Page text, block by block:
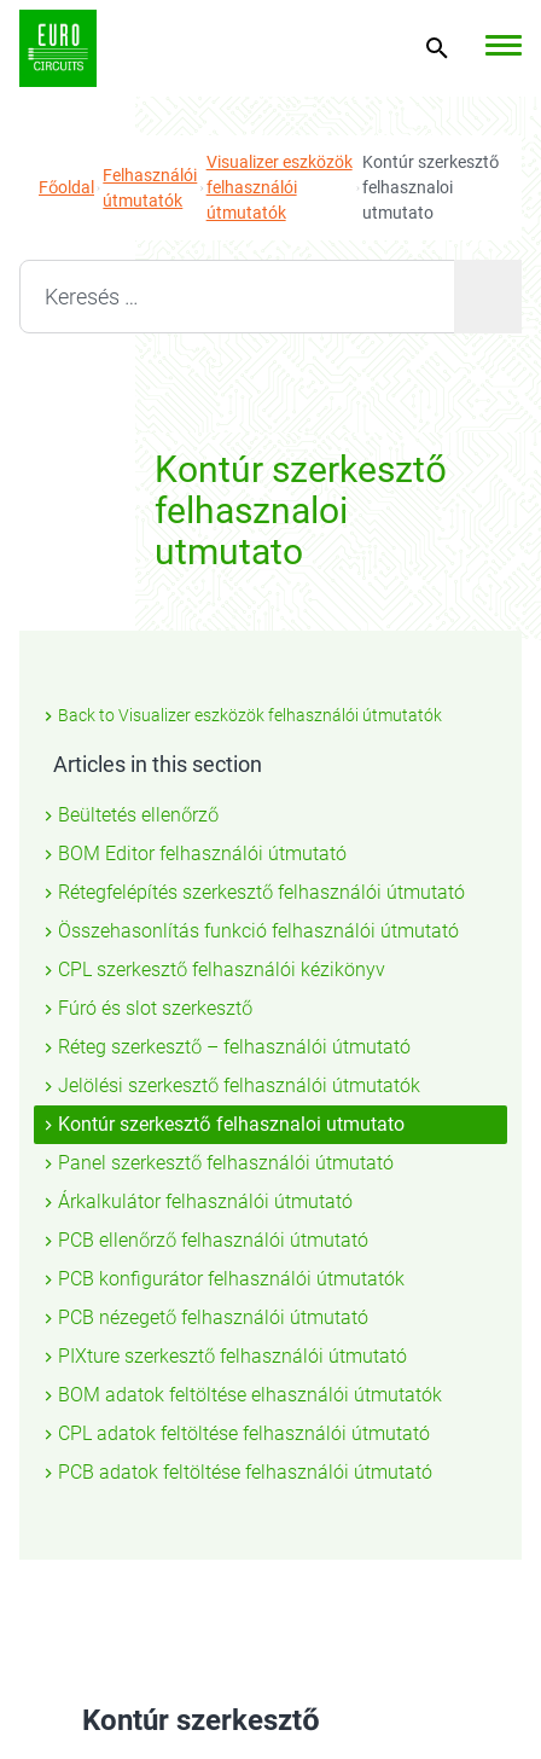
Főoldal
Felhasználói
útmutatók
Visualizer eszközök
felhasználói
útmutatók
Kontúr szerkesztő
felhasznaloi
utmutato
Search for:
Kontúr szerkesztő
felhasznaloi
utmutato
Back to Visualizer eszközök felhasználói útmutatók
Articles in this section
Beültetés ellenőrző
BOM Editor felhasználói útmutató
Rétegfelépítés szerkesztő felhasználói útmutató
Összehasonlítás funkció felhasználói útmutató
CPL szerkesztő felhasználói kézikönyv
Fúró és slot szerkesztő
Réteg szerkesztő – felhasználói útmutató
Jelölési szerkesztő felhasználói útmutatók
Kontúr szerkesztő felhasznaloi utmutato
Panel szerkesztő felhasználói útmutató
Árkalkulátor felhasználói útmutató
PCB ellenőrző felhasználói útmutató
PCB konfigurátor felhasználói útmutatók
PCB nézegető felhasználói útmutató
PIXture szerkesztő felhasználói útmutató
BOM adatok feltöltése elhasználói útmutatók
CPL adatok feltöltése felhasználói útmutató
PCB adatok feltöltése felhasználói útmutató
Kontúr szerkesztő